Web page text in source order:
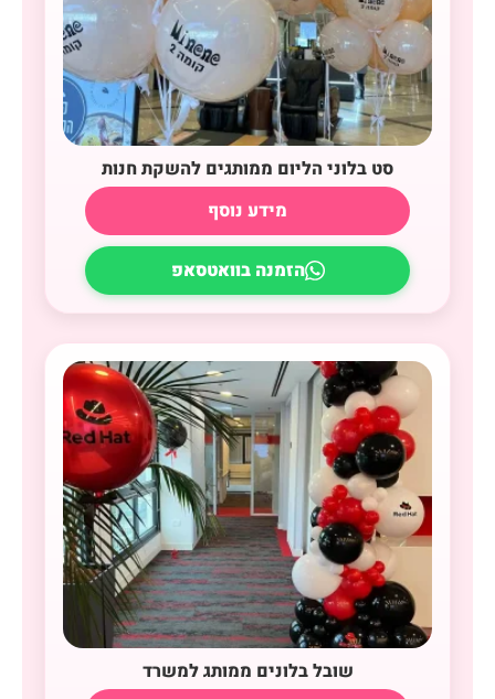
סט בלוני הליום ממותגים להשקת חנות
מידע נוסף
הזמנה בוואטסאפ
שובל בלונים ממותג למשרד